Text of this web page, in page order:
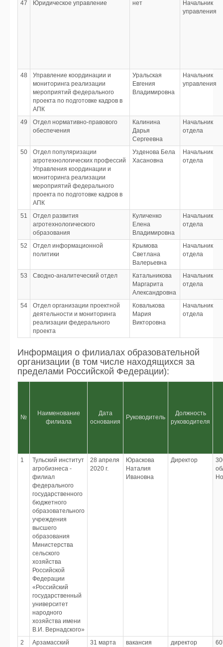
47 Юридическое управление нет
Начальник
управления
48
Управление координации и
мониторинга реализации
мероприятий федерального
проекта по подготовке кадров в
АПК
Уральская
Евгения
Владимировна
Начальник
управления
49
Отдел нормативно-правового
обеспечения
Калинина
Дарья
Сергеевна
Начальник
отдела
50
Отдел популяризации
агротехнологических профессий
Управления координации и
мониторинга реализации
мероприятий федерального
проекта по подготовке кадров в
АПК
Узденова Бела
Хасановна
Начальник
отдела
51
Отдел развития
агротехнологического
образования
Куличенко
Елена
Владимировна
Начальник
отдела
52
Отдел информационной
политики
Крымова
Светлана
Валерьевна
Начальник
отдела
53 Сводно-аналитеческий отдел
Катальникова
Маргарита
Александровна
Начальник
отдела
54
Отдел организации проектной
деятельности и мониторинга
реализации федерального
проекта
Ковалькова
Мария
Викторовна
Начальник
отдела
Информация о филиалах образовательной
организации (в том числе находящихся за
пределами Российской Федерации):
№
Наименование
филиала
Дата
основания
Руководитель
Должность
руководителя
1
Тульский институт
агробизнеса -
филиал
федерального
государственного
бюджетного
образовательного
учреждения
высшего
образования
Министерства
сельского
хозяйства
Российской
Федерации
«Российский
государственный
университет
народного
хозяйства имени
В.И. Вернадского»
28 апреля
2020 г.
Юраскова
Наталия
Ивановна
Директор
2
Арзамасский
31 марта
вакансия директор